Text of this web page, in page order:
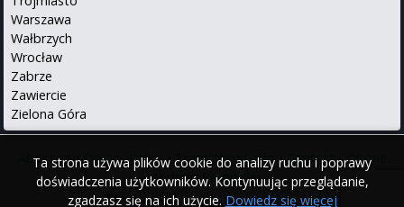
Ta strona używa plików cookie do analizy ruchu i poprawy
doświadczenia użytkowników. Kontynuując przeglądanie,
zgadzasz się na ich użycie. Dowiedz się więcej
Warszawa
Wałbrzych
Wrocław
Zabrze
Zawiercie
Zielona Góra
About us•Privacy Policy• Translations info•Contact•iPhone
•Android Po polsku